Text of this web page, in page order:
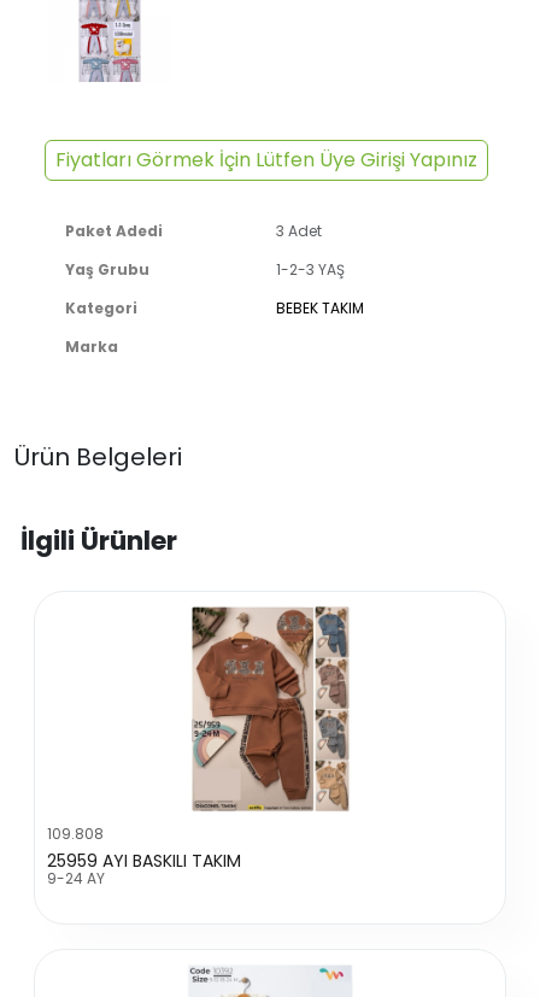
Fiyatları Görmek İçin Lütfen Üye Girişi Yapınız
Paket Adedi
3 Adet
Yaş Grubu
1-2-3 YAŞ
Kategori
BEBEK TAKIM
Marka
Ürün Belgeleri
İlgili Ürünler
109.808
25959 AYI BASKILI TAKIM
9-24 AY